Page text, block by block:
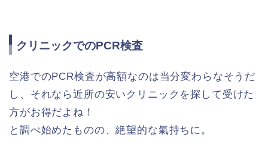
クリニックでのPCR検査
空港でのPCR検査が高額なのは当分変わらなそうだ
し、それなら近所の安いクリニックを探して受けた
方がお得だよね！
と調べ始めたものの、絶望的な氣持ちに。